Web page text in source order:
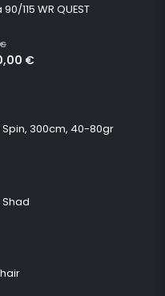
115 WR QUEST
€
€
300cm, 40-80gr